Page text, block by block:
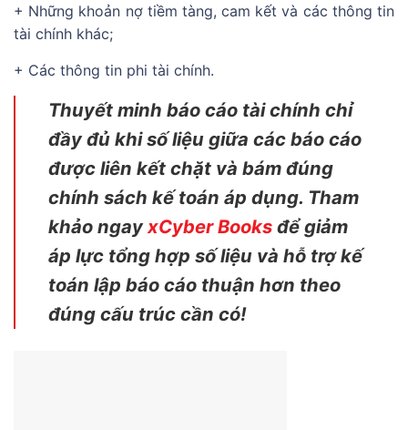
+ Những khoản nợ tiềm tàng, cam kết và các thông tin
tài chính khác;
+ Các thông tin phi tài chính.
Thuyết minh báo cáo tài chính chỉ
đầy đủ khi số liệu giữa các báo cáo
được liên kết chặt và bám đúng
chính sách kế toán áp dụng. Tham
khảo ngayxCyber Books để giảm
áp lực tổng hợp số liệu và hỗ trợ kế
toán lập báo cáo thuận hơn theo
đúng cấu trúc cần có!